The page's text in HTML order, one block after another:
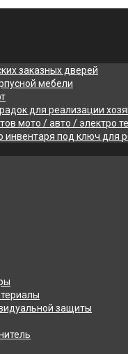
заказных дверей
мебели
для реализации
мото / авто / электро
инвентаря под ключ для
защиты